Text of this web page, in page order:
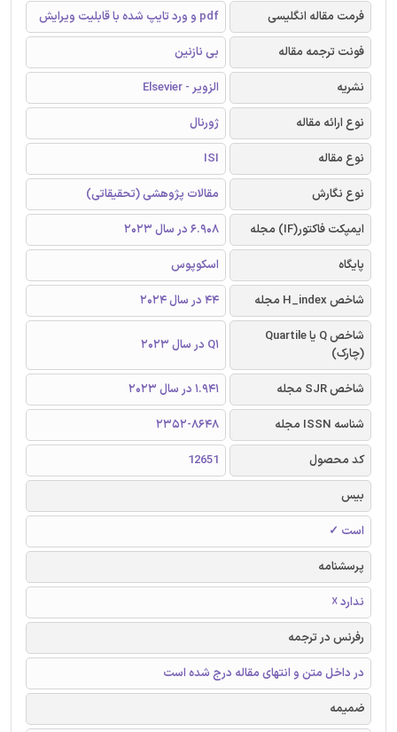
فرمت مقاله انگلیسی
pdf و ورد تایپ شده با قابلیت ویرایش
فونت ترجمه مقاله
بی نازنین
نشریه
الزویر - Elsevier
نوع ارائه مقاله
ژورنال
نوع مقاله
ISI
نوع نگارش
مقالات پژوهشی (تحقیقاتی)
ایمپکت فاکتور(IF) مجله
6.908 در سال 2023
پایگاه
اسکوپوس
شاخص H_index مجله
44 در سال 2024
شاخص Q یا Quartile
(چارک)
Q1 در سال 2023
شاخص SJR مجله
1.941 در سال 2023
شناسه ISSN مجله
2352-8648
کد محصول
12651
بیس
است ✓
پرسشنامه
ندارد ☓
رفرنس در ترجمه
در داخل متن و انتهای مقاله درج شده است
ضمیمه